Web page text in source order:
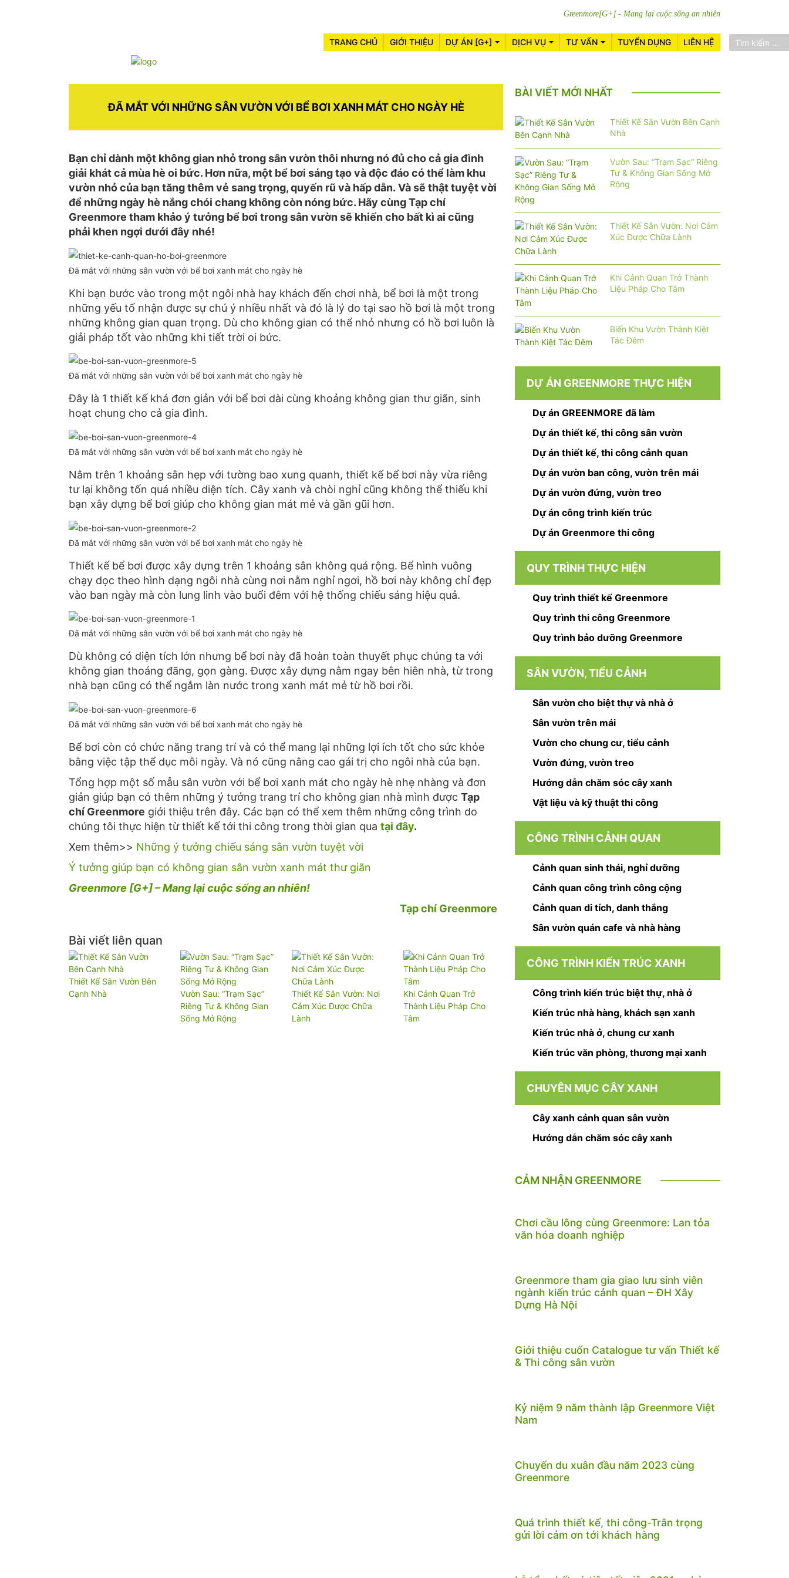
Greenmore[G+] - Mang lại cuộc sống an nhiên
TRANG CHỦ GIỚI THIỆU DỰ ÁN [G+] DỊCH VỤ TƯ VẤN TUYỂN DỤNG LIÊN HỆ
ĐÃ MẮT VỚI NHỮNG SÂN VƯỜN VỚI BỂ BƠI XANH MÁT CHO NGÀY HÈ
Bạn chỉ dành một không gian nhỏ trong sân vườn thôi nhưng nó đủ cho cả gia đình
giải khát cả mùa hè oi bức. Hơn nữa, một bể bơi sáng tạo và độc đáo có thể làm khu
vườn nhỏ của bạn tăng thêm vẻ sang trọng, quyến rũ và hấp dẫn. Và sẽ thật tuyệt vời
để những ngày hè nắng chói chang không còn nóng bức. Hãy cùng Tạp chí
Greenmore tham khảo ý tưởng bể bơi trong sân vườn sẽ khiến cho bất kì ai cũng
phải khen ngợi dưới đây nhé!
Đã mắt với những sân vườn với bể bơi xanh mát cho ngày hè
Khi bạn bước vào trong một ngôi nhà hay khách đến chơi nhà, bể bơi là một trong
những yếu tố nhận được sự chú ý nhiều nhất và đó là lý do tại sao hồ bơi là một trong
những không gian quan trọng. Dù cho không gian có thể nhỏ nhưng có hồ bơi luôn là
giải pháp tốt vào những khi tiết trời oi bức.
Đã mắt với những sân vườn với bể bơi xanh mát cho ngày hè
Đây là 1 thiết kế khá đơn giản với bể bơi dài cùng khoảng không gian thư giãn, sinh
hoạt chung cho cả gia đình.
Đã mắt với những sân vườn với bể bơi xanh mát cho ngày hè
Nằm trên 1 khoảng sân hẹp với tường bao xung quanh, thiết kế bể bơi này vừa riêng
tư lại không tốn quá nhiều diện tích. Cây xanh và chòi nghỉ cũng không thể thiếu khi
bạn xây dựng bể bơi giúp cho không gian mát mẻ và gần gũi hơn.
Đã mắt với những sân vườn với bể bơi xanh mát cho ngày hè
Thiết kế bể bơi được xây dựng trên 1 khoảng sân không quá rộng. Bể hình vuông
chạy dọc theo hình dạng ngôi nhà cùng nơi nằm nghỉ ngơi, hồ bơi này không chỉ đẹp
vào ban ngày mà còn lung linh vào buổi đêm với hệ thống chiếu sáng hiệu quả.
Đã mắt với những sân vườn với bể bơi xanh mát cho ngày hè
Dù không có diện tích lớn nhưng bể bơi này đã hoàn toàn thuyết phục chúng ta với
không gian thoáng đãng, gọn gàng. Được xây dựng nằm ngay bên hiên nhà, từ trong
nhà bạn cũng có thể ngắm làn nước trong xanh mát mẻ từ hồ bơi rồi.
Đã mắt với những sân vườn với bể bơi xanh mát cho ngày hè
Bể bơi còn có chức năng trang trí và có thể mang lại những lợi ích tốt cho sức khỏe
bằng việc tập thể dục mỗi ngày. Và nó cũng nâng cao gái trị cho ngôi nhà của bạn.
Tổng hợp một số mẫu sân vườn với bể bơi xanh mát cho ngày hè nhẹ nhàng và đơn
giản giúp bạn có thêm những ý tưởng trang trí cho không gian nhà mình được Tạp
chí Greenmore giới thiệu trên đây. Các bạn có thể xem thêm những công trình do
chúng tôi thực hiện từ thiết kế tới thi công trong thời gian qua tại đây.
Xem thêm>> Những ý tưởng chiếu sáng sân vườn tuyệt vời
Ý tưởng giúp bạn có không gian sân vườn xanh mát thư giãn
Greenmore [G+] – Mang lại cuộc sống an nhiên!
Tạp chí Greenmore
Bài viết liên quan
Thiết Kế Sân Vườn Bên
Cạnh Nhà
Vườn Sau: “Trạm Sạc”
Riêng Tư & Không Gian
Sống Mở Rộng
Thiết Kế Sân Vườn: Nơi
Cảm Xúc Được Chữa
Lành
Khi Cảnh Quan Trở
Thành Liệu Pháp Cho
Tâm
BÀI VIẾT MỚI NHẤT
Thiết Kế Sân Vườn Bên Cạnh
Nhà
Vườn Sau: “Trạm Sạc” Riêng
Tư & Không Gian Sống Mở
Rộng
Thiết Kế Sân Vườn: Nơi Cảm
Xúc Được Chữa Lành
Khi Cảnh Quan Trở Thành
Liệu Pháp Cho Tâm
Biến Khu Vườn Thành Kiệt
Tác Đêm
DỰ ÁN GREENMORE THỰC HIỆN
Dự án GREENMORE đã làm
Dự án thiết kế, thi công sân vườn
Dự án thiết kế, thi công cảnh quan
Dự án vườn ban công, vườn trên mái
Dự án vườn đứng, vườn treo
Dự án công trình kiến trúc
Dự án Greenmore thi công
QUY TRÌNH THỰC HIỆN
Quy trình thiết kế Greenmore
Quy trình thi công Greenmore
Quy trình bảo dưỡng Greenmore
SÂN VƯỜN, TIỂU CẢNH
Sân vườn cho biệt thự và nhà ở
Sân vườn trên mái
Vườn cho chung cư, tiểu cảnh
Vườn đứng, vườn treo
Hướng dẫn chăm sóc cây xanh
Vật liệu và kỹ thuật thi công
CÔNG TRÌNH CẢNH QUAN
Cảnh quan sinh thái, nghỉ dưỡng
Cảnh quan công trình công cộng
Cảnh quan di tích, danh thắng
Sân vườn quán cafe và nhà hàng
CÔNG TRÌNH KIẾN TRÚC XANH
Công trình kiến trúc biệt thự, nhà ở
Kiến trúc nhà hàng, khách sạn xanh
Kiến trúc nhà ở, chung cư xanh
Kiến trúc văn phòng, thương mại xanh
CHUYÊN MỤC CÂY XANH
Cây xanh cảnh quan sân vườn
Hướng dẫn chăm sóc cây xanh
CẢM NHẬN GREENMORE
Chơi cầu lông cùng Greenmore: Lan tỏa
văn hóa doanh nghiệp
Greenmore tham gia giao lưu sinh viên
ngành kiến trúc cảnh quan – ĐH Xây
Dựng Hà Nội
Giới thiệu cuốn Catalogue tư vấn Thiết kế
& Thi công sân vườn
Kỷ niệm 9 năm thành lập Greenmore Việt
Nam
Chuyến du xuân đầu năm 2023 cùng
Greenmore
Quá trình thiết kế, thi công-Trân trọng
gửi lời cảm ơn tới khách hàng